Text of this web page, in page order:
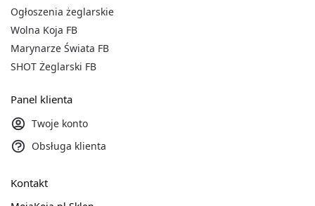
Ogłoszenia żeglarskie
Wolna Koja FB
Marynarze Świata FB
SHOT Żeglarski FB
Panel klienta
Twoje konto
Obsługa klienta
Kontakt